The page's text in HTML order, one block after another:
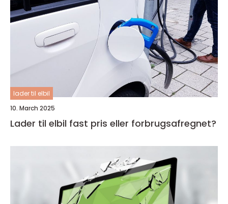
lader til elbil
10. March 2025
Lader til elbil fast pris eller forbrugsafregnet?